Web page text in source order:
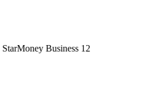
StarMoney Business 12